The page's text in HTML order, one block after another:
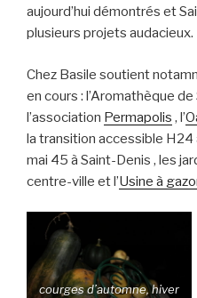
aujourd’hui démontrés et
plusieurs projets audacieux.
Chez Basile soutient
en cours : l’Aromathèque
l’association Permapolis , l’
la transition accessible H24
mai 45 à Saint-Denis , les
centre-ville et l’Usine à
courges d’automne, hiver